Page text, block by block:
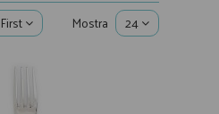
Mostra 24